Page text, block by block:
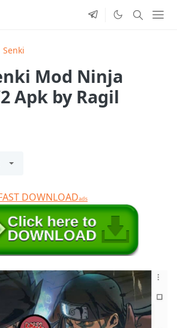
Senki
Mod Ninja
Apk by Ragil
DOWNLOADads